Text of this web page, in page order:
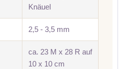
Knäuel
2,5 - 3,5 mm
ca. 23 M x 28 R auf
10 x 10 cm